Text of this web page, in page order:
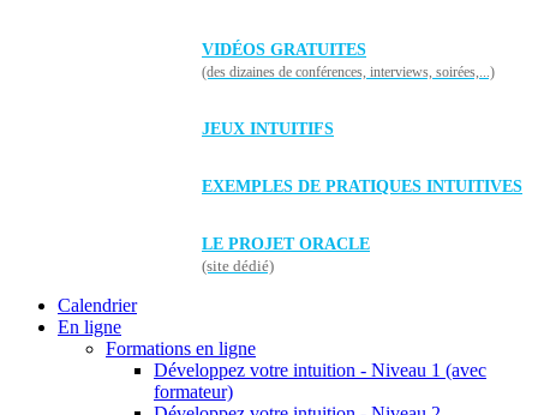
VIDÉOS GRATUITES
(des dizaines de conférences, interviews, soirées,...)
JEUX INTUITIFS
EXEMPLES DE PRATIQUES INTUITIVES
LE PROJET ORACLE
(site dédié)
Calendrier
En ligne
Formations en ligne
Développez votre intuition - Niveau 1 (avec
formateur)